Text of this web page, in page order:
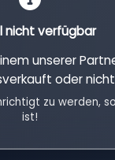
nicht verfügbar
unserer
oder
zu werden,
ist!